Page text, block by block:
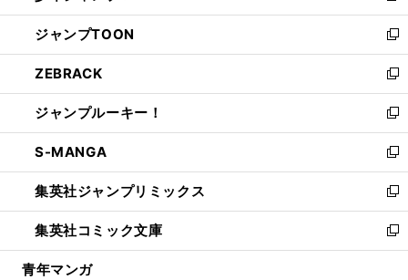
開
く
ウ
で
開
く
ン
ド
ウ
で
開
く
ウ
ィ
ン
ド
ウ
で
開
く
し
い
ウ
ィ
ン
ド
ウ
で
開
く
ジャンプTOON
新
し
い
ウ
ィ
ン
ド
ウ
で
開
く
ZEBRACK
新
し
い
ウ
ィ
ン
ド
ウ
で
開
ジャンプルーキー！
新
し
い
ウ
ィ
ン
ド
ウ
S-MANGA
新
し
い
ウ
ィ
ン
集英社ジャンプリミックス
新
し
い
ウ
集英社コミック文庫
新
し
青年マンガ